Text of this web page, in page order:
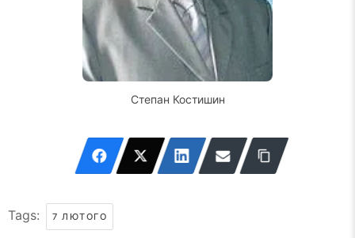
Степан Костишин
Tags: 7 ЛЮТОГО